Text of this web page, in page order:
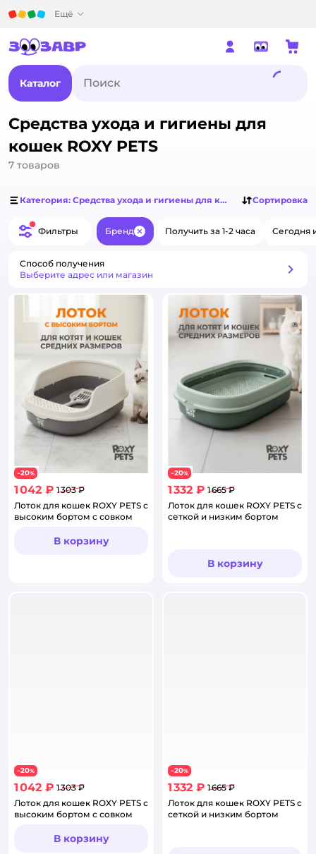
Ещё
Каталог
Средства ухода и гигиены для
кошек ROXY PETS
7 товаров
Категория: Средства ухода и гигиены для кошек Сортировка
Фильтры Бренд ЗакрытьПолучить за 1-2 часа Сегодня
Способ получения
Выберите адрес или магазин
−20%
1 042 ₽ 1 303 ₽
Лоток для кошек ROXY PETS с
высоким бортом с совком
В корзину
−20%
1 332 ₽ 1 665 ₽
Лоток для кошек ROXY PETS с
сеткой и низким бортом
В корзину
−20%
1 042 ₽ 1 303 ₽
Лоток для кошек ROXY PETS с
высоким бортом с совком
В корзину
−20%
1 332 ₽ 1 665 ₽
Лоток для кошек ROXY PETS с
сеткой и низким бортом